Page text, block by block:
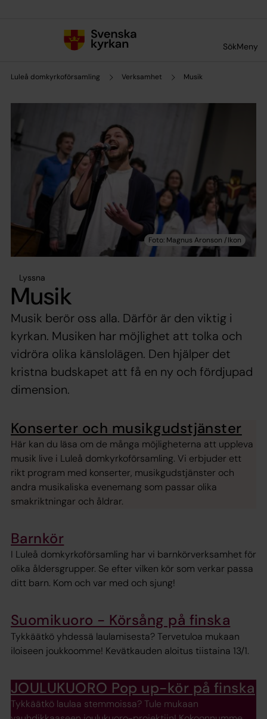
SökMeny
Luleå domkyrkoförsamling Verksamhet Musik
Lyssna
Musik
Musik berör oss alla. Därför är den viktig i
kyrkan. Musiken har möjlighet att tolka och
vidröra olika känslolägen. Den hjälper det
kristna budskapet att få en ny och fördjupad
dimension.
Konserter och musikgudstjänster
Här kan du läsa om de många möjligheterna att uppleva
musik live i Luleå domkyrkoförsamling. Vi erbjuder ett
rikt program med konserter, musikgudstjänster och
andra musikaliska evenemang som passar olika
smakriktningar och åldrar.
Barnkör
I Luleå domkyrkoförsamling har vi barnkörverksamhet för
olika åldersgrupper. Se efter vilken kör som verkar passa
ditt barn. Kom och var med och sjung!
Suomikuoro - Körsång på finska
Tykkäätkö yhdessä laulamisesta? Tervetuloa mukaan
iloiseen joukkoomme! Kevätkauden aloitus tiistaina 13/1.
JOULUKUORO Pop up-kör på finska
Tykkäätkö laulaa stemmoissa? Tule mukaan